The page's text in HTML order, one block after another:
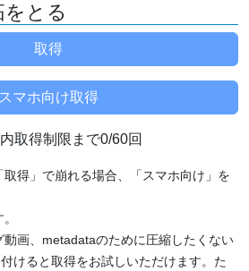
とる
取得制限まで0/60回
得」で崩れる場合、「スマホ向け」を
画、metadataのために圧縮したくない
けると取得をお試しいただけます。た